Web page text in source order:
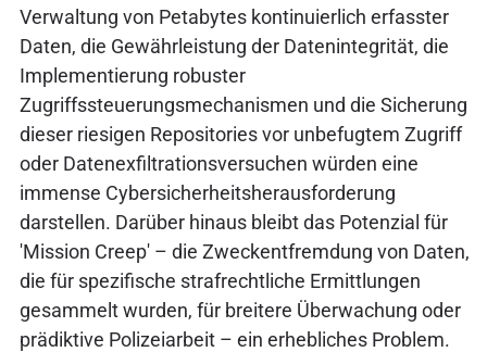
Verwaltung von Petabytes kontinuierlich erfasster
Daten, die Gewährleistung der Datenintegrität, die
Implementierung robuster
Zugriffssteuerungsmechanismen und die Sicherung
dieser riesigen Repositories vor unbefugtem Zugriff
oder Datenexfiltrationsversuchen würden eine
immense Cybersicherheitsherausforderung
darstellen. Darüber hinaus bleibt das Potenzial für
'Mission Creep' – die Zweckentfremdung von Daten,
die für spezifische strafrechtliche Ermittlungen
gesammelt wurden, für breitere Überwachung oder
prädiktive Polizeiarbeit – ein erhebliches Problem.